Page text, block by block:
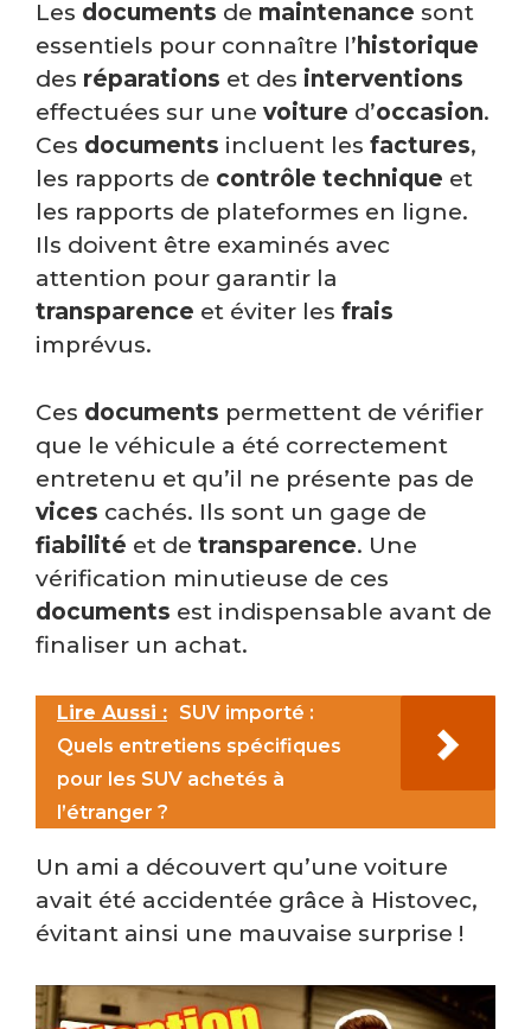
Les documents de maintenance sont
essentiels pour connaître l’ historique
des réparations et des interventions
effectuées sur une voiture d’occasion.
Ces documents incluent les factures,
les rapports de contrôle technique et
les rapports de plateformes en ligne.
Ils doivent être examinés avec
attention pour garantir la
transparence et éviter les frais
imprévus.
Ces documents permettent de vérifier
que le véhicule a été correctement
entretenu et qu’il ne présente pas de
vices cachés. Ils sont un gage de
fiabilité et de transparence. Une
vérification minutieuse de ces
documents est indispensable avant de
finaliser un achat.
Lire Aussi : SUV importé :
Quels entretiens spécifiques
pour les SUV achetés à
l’étranger ?
Un ami a découvert qu’une voiture
avait été accidentée grâce à Histovec,
évitant ainsi une mauvaise surprise !